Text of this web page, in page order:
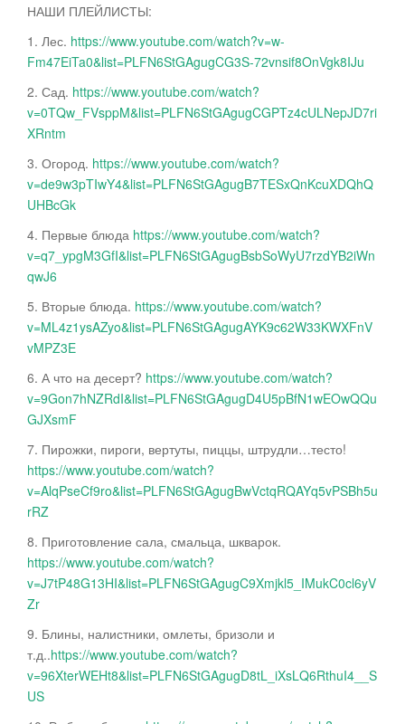
НАШИ ПЛЕЙЛИСТЫ:
1. Лес. https://www.youtube.com/watch?v=w-
Fm47EiTa0&list=PLFN6StGAgugCG3S-72vnsif8OnVgk8IJu
2. Сад. https://www.youtube.com/watch?
v=0TQw_FVsppM&list=PLFN6StGAgugCGPTz4cULNepJD7ri
XRntm
3. Огород. https://www.youtube.com/watch?
v=de9w3pTIwY4&list=PLFN6StGAgugB7TESxQnKcuXDQhQ
UHBcGk
4. Первые блюда https://www.youtube.com/watch?
v=q7_ypgM3GfI&list=PLFN6StGAgugBsbSoWyU7rzdYB2iWn
qwJ6
5. Вторые блюда. https://www.youtube.com/watch?
v=ML4z1ysAZyo&list=PLFN6StGAgugAYK9c62W33KWXFnV
vMPZ3E
6. А что на десерт? https://www.youtube.com/watch?
v=9Gon7hNZRdI&list=PLFN6StGAgugD4U5pBfN1wEOwQQu
GJXsmF
7. Пирожки, пироги, вертуты, пиццы, штрудли…тесто!
https://www.youtube.com/watch?
v=AlqPseCf9ro&list=PLFN6StGAgugBwVctqRQAYq5vPSBh5u
rRZ
8. Приготовление сала, смальца, шкварок.
https://www.youtube.com/watch?
v=J7tP48G13HI&list=PLFN6StGAgugC9Xmjkl5_IMukC0cl6yV
Zr
9. Блины, налистники, омлеты, бризоли и
т.д..https://www.youtube.com/watch?
v=96XterWEHt8&list=PLFN6StGAgugD8tL_iXsLQ6RthuI4__S
US